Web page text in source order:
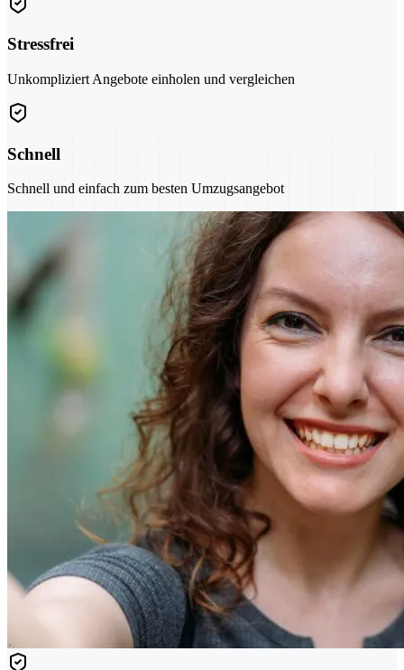
Stressfrei
Unkompliziert Angebote einholen und vergleichen
Schnell
Schnell und einfach zum besten Umzugsangebot